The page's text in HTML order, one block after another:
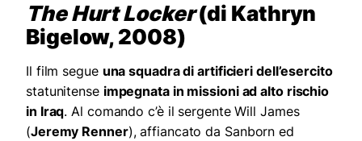
The Hurt Locker(di Kathryn
Bigelow, 2008)
Il film segue una squadra di artificieri dell’esercito
statunitense impegnata in missioni ad alto rischio
in Iraq. Al comando c’è il sergente Will James
(Jeremy Renner), affiancato da Sanborn ed